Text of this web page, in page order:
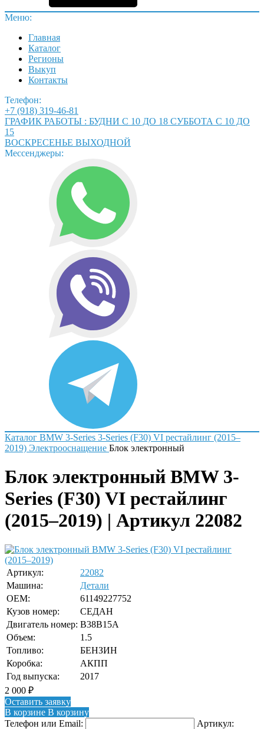
Меню:
Главная
Каталог
Регионы
Выкуп
Контакты
Телефон:
+7 (918) 319-46-81
ГРАФИК РАБОТЫ : БУДНИ С 10 ДО 18 СУББОТА С 10 ДО
15
ВОСКРЕСЕНЬЕ ВЫХОДНОЙ
Мессенджеры:
Каталог BMW 3-Series 3-Series (F30) VI рестайлинг (2015–
2019) Электрооснащение Блок электронный
Блок электронный BMW 3-
Series (F30) VI рестайлинг
(2015–2019) | Артикул 22082
Артикул:
22082
Машина:
Детали
OEM:
61149227752
Кузов номер:
СЕДАН
Двигатель номер: B38B15A
Объем:
1.5
Топливо:
БЕНЗИН
Коробка:
АКПП
Год выпуска:
2017
2 000 ₽
Оставить заявку
В корзине В корзину
Телефон или Email:
Артикул: